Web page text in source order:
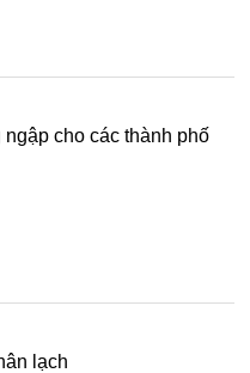
cho các thành phố
lạch